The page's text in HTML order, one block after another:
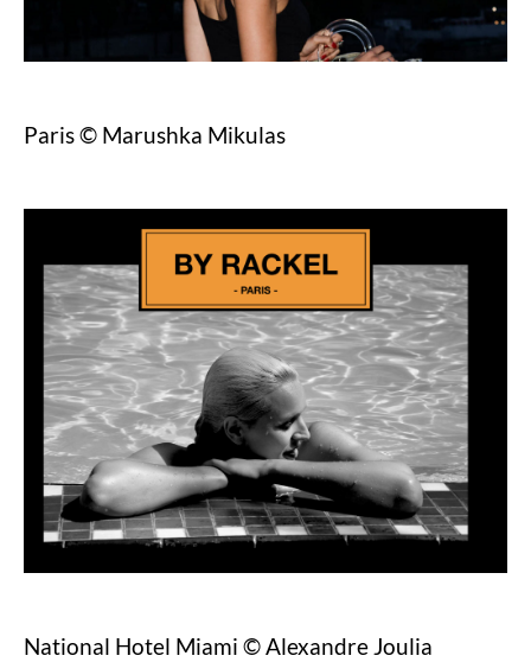
Paris © Marushka Mikulas
National Hotel Miami © Alexandre Joulia